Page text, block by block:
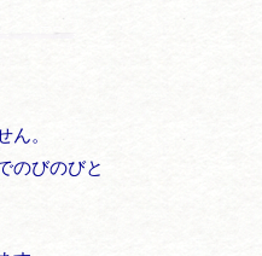
。
のびのびと